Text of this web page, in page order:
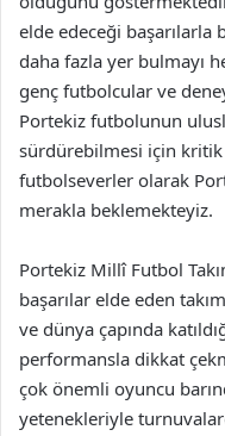
elde edeceği
daha fazla yer bulmayı
genç futbolcular ve
Portekiz futbolunun
sürdürebilmesi için
futbolseverler olarak
merakla beklemekteyiz.
Portekiz Millî Futbol
başarılar elde eden
ve dünya çapında
performansla dikkat
çok önemli oyuncu
yetenekleriyle